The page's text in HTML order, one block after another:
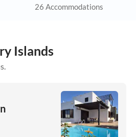
26 Accommodations
Islands